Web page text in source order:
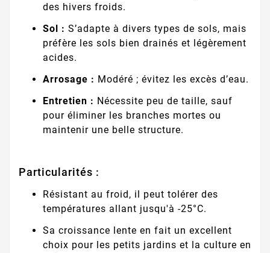
des hivers froids.
Sol : S’adapte à divers types de sols, mais
préfère les sols bien drainés et légèrement
acides.
Arrosage : Modéré ; évitez les excès d’eau.
Entretien : Nécessite peu de taille, sauf
pour éliminer les branches mortes ou
maintenir une belle structure.
Particularités :
Résistant au froid, il peut tolérer des
températures allant jusqu'à -25°C.
Sa croissance lente en fait un excellent
choix pour les petits jardins et la culture en